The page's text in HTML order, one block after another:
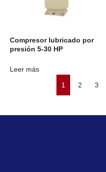
Compresor lubricado por
presión 5-30 HP
Leer más
1
2 3